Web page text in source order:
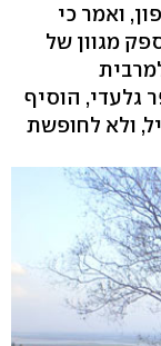
ואמר כי
מגוון של
גלעדי, הוסיף
ולא לחופשת